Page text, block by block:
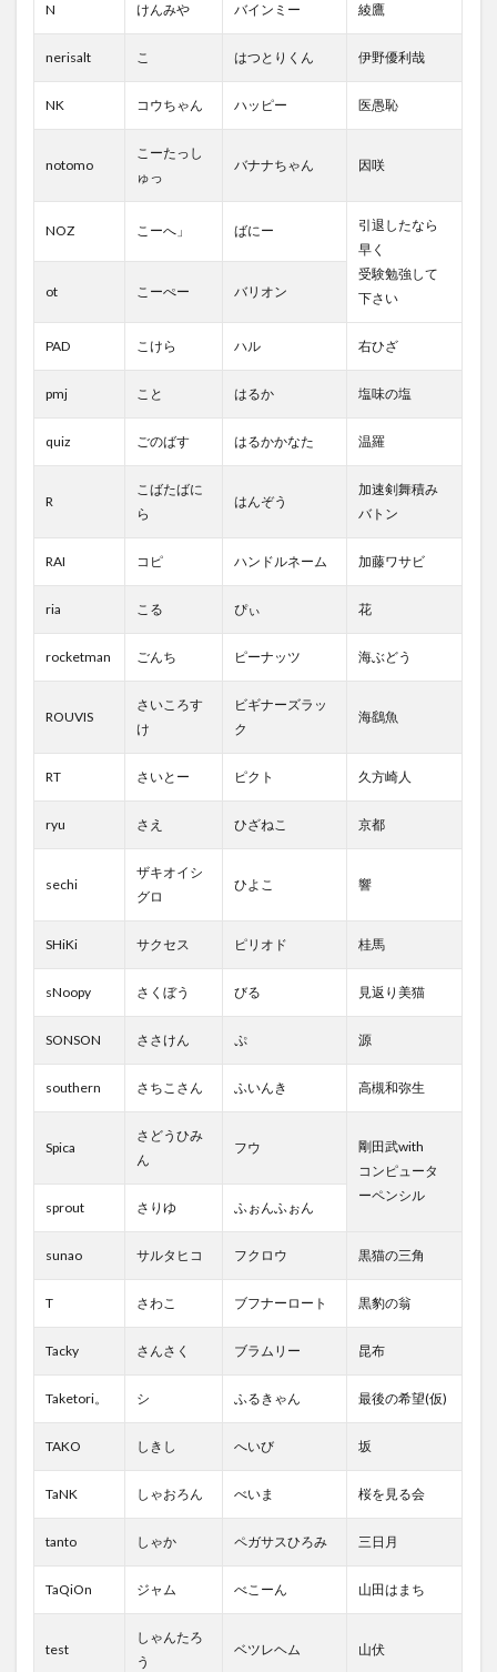
N けんみや バインミー 綾鷹
nerisalt こ はつとりくん 伊野優利哉
NK コウちゃん ハッピー 医愚恥
notomo
こーたっし
ゅっ
バナナちゃん 因咲
NOZ こーへ」 ばにー
引退したなら
早く
受験勉強して
下さい
ot こーぺー バリオン
PAD こけら ハル 右ひざ
pmj こと はるか 塩味の塩
quiz ごのばす はるかかなた 温羅
R
こばたばに
ら
はんぞう
加速剣舞積み
バトン
RAI コピ ハンドルネーム 加藤ワサビ
ria こる ぴぃ 花
rocketman ごんち ピーナッツ 海ぶどう
ROUVIS
さいころす
け
ビギナーズラッ
ク
海鷂魚
RT さいとー ピクト 久方崎人
ryu さえ ひざねこ 京都
sechi
ザキオイシ
グロ
ひよこ 響
SHiKi サクセス ピリオド 桂馬
sNoopy さくぼう びる 見返り美猫
SONSON ささけん ぷ 源
southern さちこさん ふいんき 高槻和弥生
Spica
さどうひみ
ん
フウ
剛田武with
コンピュータ
ーペンシル
sprout さりゆ ふぉんふぉん
sunao サルタヒコ フクロウ 黒猫の三角
T さわこ ブフナーロート 黒豹の翁
Tacky さんさく ブラムリー 昆布
Taketori。 シ ふるきゃん 最後の希望(仮)
TAKO しきし へいび 坂
TaNK しゃおろん べいま 桜を見る会
tanto しゃか ペガサスひろみ 三日月
TaQiOn ジャム べこーん 山田はまち
test
しゃんたろ
う
ベツレヘム 山伏